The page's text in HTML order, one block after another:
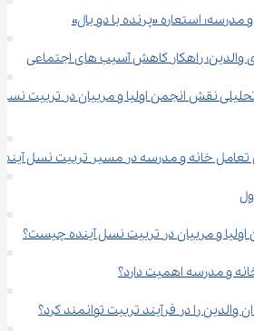
مدرسه؛ استعاره «پرنده با دو بال»
راهکار کاهش آسیب‌ های اجتماعی
تحلیلی نقش انجمن اولیا و مربیان در تربیت
و مربیان در تربیت نسل آینده چیست؟
و مدرسه اهمیت دارد؟